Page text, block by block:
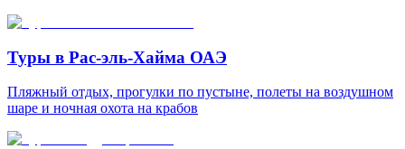
Туры в Рас-эль-Хайма ОАЭ
Пляжный отдых, прогулки по пустыне, полеты на воздушном
шаре и ночная охота на крабов